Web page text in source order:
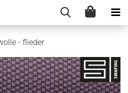
- flieder